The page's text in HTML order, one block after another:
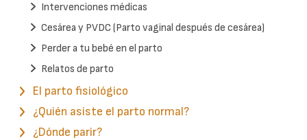
El parto fisiológico
¿Quién asiste el parto normal?
¿Dónde parir?
Intervenciones médicas
Cesárea y PVDC (Parto vaginal después de cesárea)
Perder a tu bebé en el parto
Relatos de parto